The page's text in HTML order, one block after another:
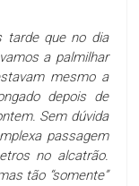
tarde que no dia
a palmilhar
mesmo a
depois de
Sem dúvida
passagem
no alcatrão.
tão “somente”